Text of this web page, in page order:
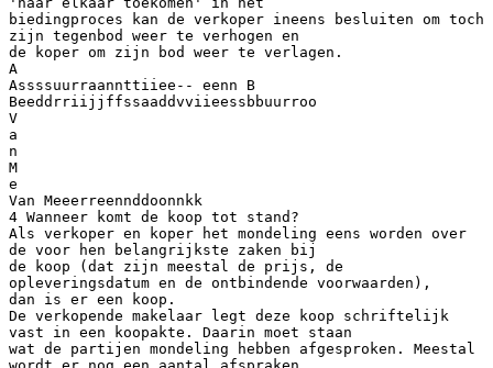
biedingproces kan de verkoper ineens besluiten om toch
zijn tegenbod weer te verhogen en
de koper om zijn bod weer te verlagen.
A
Assssuurraannttiiee-- eenn B
Beeddrriijjffssaaddvviieessbbuurroo
V
a
n
M
e
Van Meeerreennddoonnkk
4 Wanneer komt de koop tot stand?
Als verkoper en koper het mondeling eens worden over
de voor hen belangrijkste zaken bij
de koop (dat zijn meestal de prijs, de
opleveringsdatum en de ontbindende voorwaarden),
dan is er een koop.
De verkopende makelaar legt deze koop schriftelijk
vast in een koopakte. Daarin moet staan
wat de partijen mondeling hebben afgesproken. Meestal